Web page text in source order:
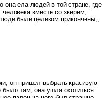
ела людей в той стране, где
вместе со зверем;
были целиком прикончены,,
он пришел выбрать красивую
там, она ушла охотиться.